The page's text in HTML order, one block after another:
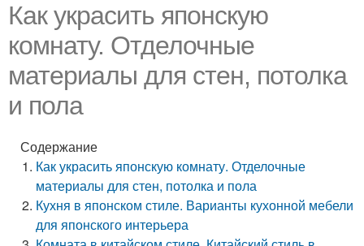
Как украсить японскую
комнату. Отделочные
материалы для стен, потолка
и пола
Содержание
Как украсить японскую комнату. Отделочные
материалы для стен, потолка и пола
Кухня в японском стиле. Варианты кухонной мебели
для японского интерьера